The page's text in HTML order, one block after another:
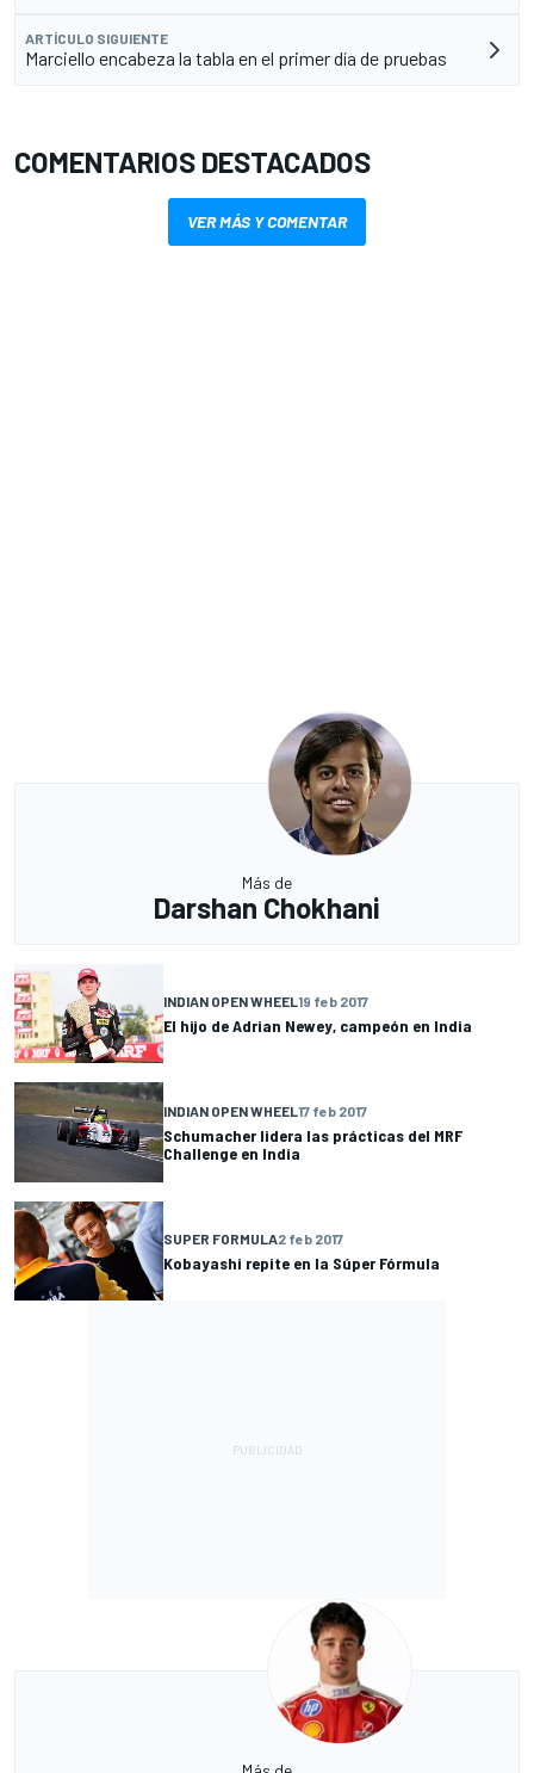
ARTÍCULO SIGUIENTE
Marciello encabeza la tabla en el primer día de pruebas
COMENTARIOS DESTACADOS
VER MÁS Y COMENTAR
Más de
Darshan Chokhani
INDIAN OPEN WHEEL19 feb 2017
El hijo de Adrian Newey, campeón en India
INDIAN OPEN WHEEL17 feb 2017
Schumacher lidera las prácticas del MRF
Challenge en India
SUPER FORMULA2 feb 2017
Kobayashi repite en la Súper Fórmula